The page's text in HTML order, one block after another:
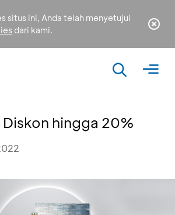
situs ini, Anda telah menyetujui
dari kami.
hingga 20%